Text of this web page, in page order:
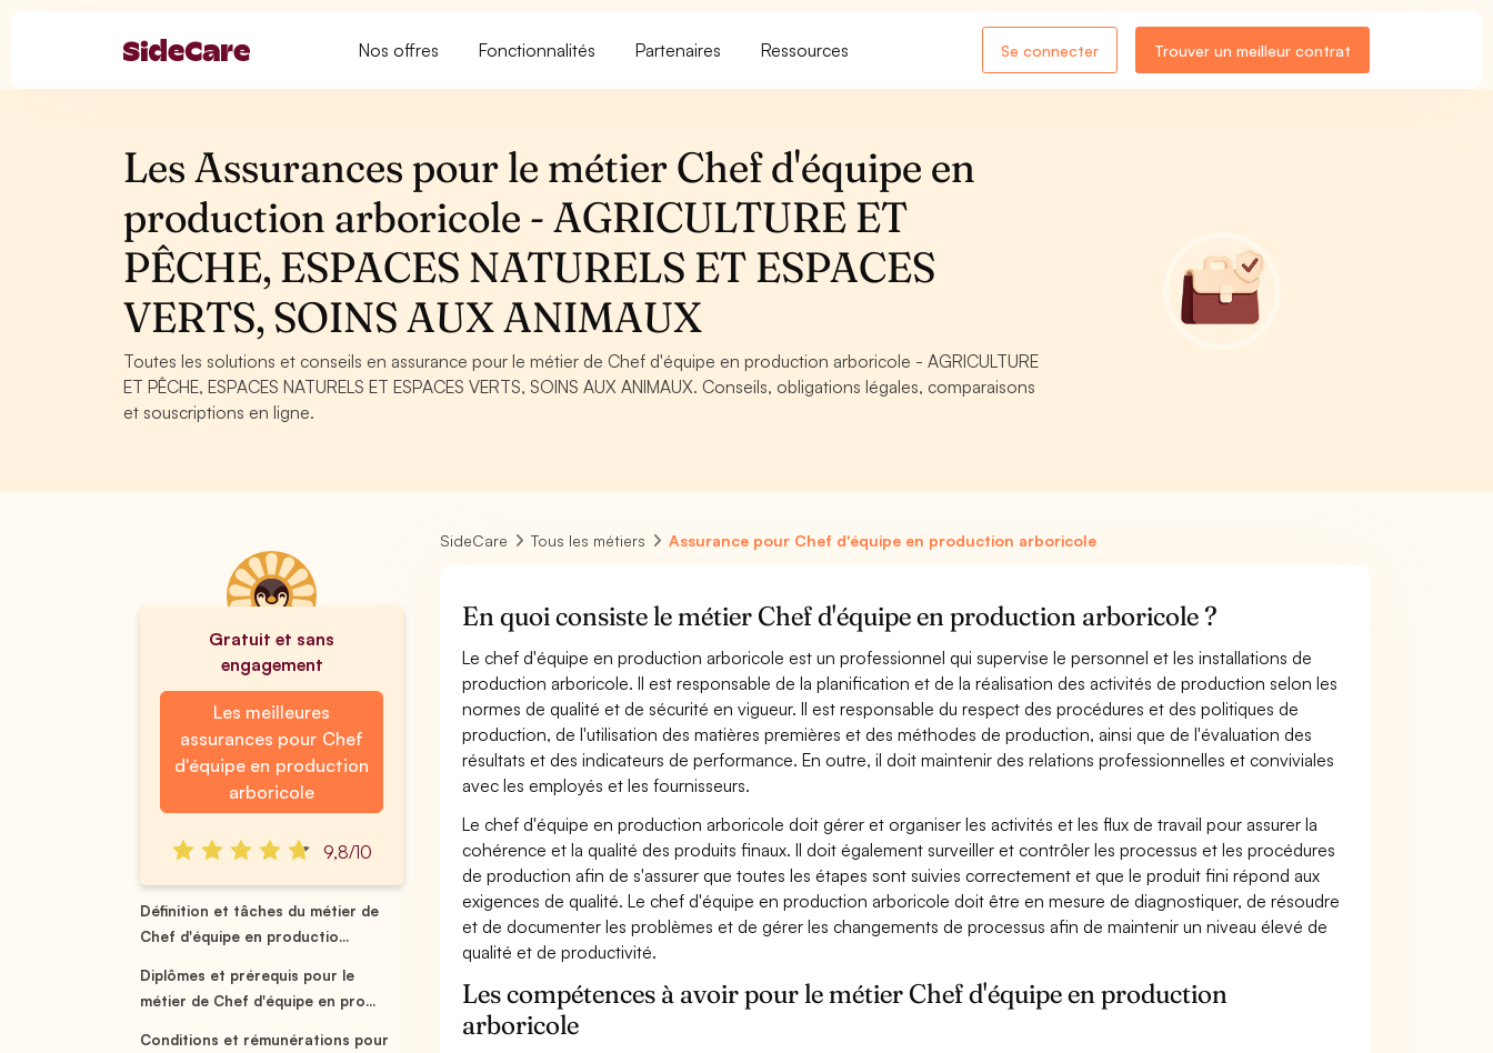
Nos offres Fonctionnalités Partenaires Ressources Se connecter Trouver un meilleur contrat
Les Assurances pour le métier Chef d'équipe en
production arboricole - AGRICULTURE ET
PÊCHE, ESPACES NATURELS ET ESPACES
VERTS, SOINS AUX ANIMAUX
Toutes les solutions et conseils en assurance pour le métier de Chef d'équipe en production arboricole - AGRICULTURE
ET PÊCHE, ESPACES NATURELS ET ESPACES VERTS, SOINS AUX ANIMAUX. Conseils, obligations légales, comparaisons
et souscriptions en ligne.
Gratuit et sans
engagement
Les meilleures
assurances pour Chef
d'équipe en production
arboricole
9,8/10
Définition et tâches du métier de
Chef d'équipe en productio...
Diplômes et prérequis pour le
métier de Chef d'équipe en pro...
Conditions et rémunérations pour
SideCare Tous les métiers Assurance pour Chef d'équipe en production arboricole
En quoi consiste le métier Chef d'équipe en production arboricole ?
Le chef d'équipe en production arboricole est un professionnel qui supervise le personnel et les installations de
production arboricole. Il est responsable de la planification et de la réalisation des activités de production selon les
normes de qualité et de sécurité en vigueur. Il est responsable du respect des procédures et des politiques de
production, de l'utilisation des matières premières et des méthodes de production, ainsi que de l'évaluation des
résultats et des indicateurs de performance. En outre, il doit maintenir des relations professionnelles et conviviales
avec les employés et les fournisseurs.
Le chef d'équipe en production arboricole doit gérer et organiser les activités et les flux de travail pour assurer la
cohérence et la qualité des produits finaux. Il doit également surveiller et contrôler les processus et les procédures
de production afin de s'assurer que toutes les étapes sont suivies correctement et que le produit fini répond aux
exigences de qualité. Le chef d'équipe en production arboricole doit être en mesure de diagnostiquer, de résoudre
et de documenter les problèmes et de gérer les changements de processus afin de maintenir un niveau élevé de
qualité et de productivité.
Les compétences à avoir pour le métier Chef d'équipe en production
arboricole